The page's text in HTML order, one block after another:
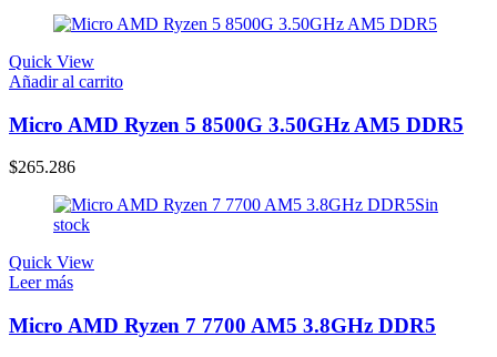
Quick View
Añadir al carrito
Micro AMD Ryzen 5 8500G 3.50GHz AM5 DDR5
$265.286
Sin
stock
Quick View
Leer más
Micro AMD Ryzen 7 7700 AM5 3.8GHz DDR5